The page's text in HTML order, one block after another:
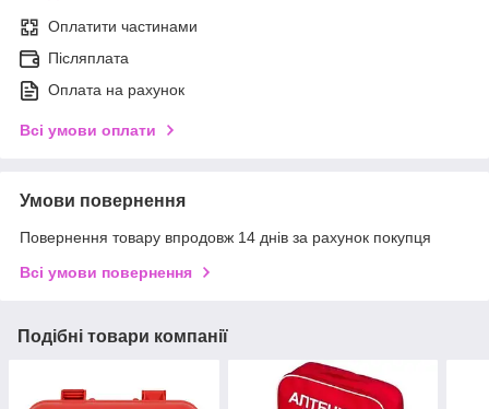
Оплатити частинами
Післяплата
Оплата на рахунок
Всі умови оплати
Умови повернення
Повернення товару впродовж 14 днів за рахунок покупця
Всі умови повернення
Подібні товари компанії